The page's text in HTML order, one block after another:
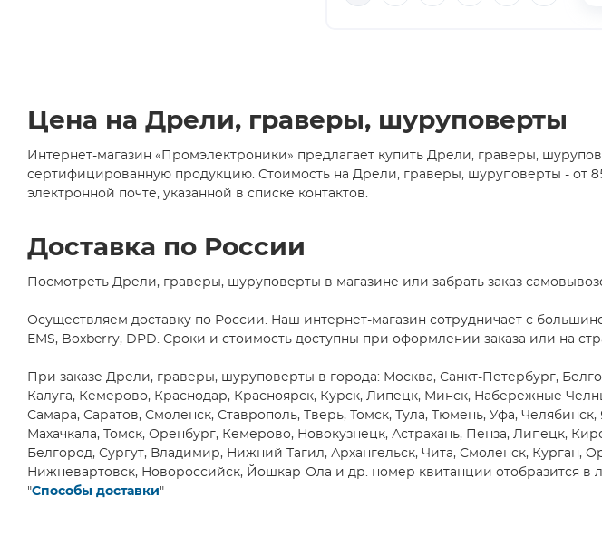
Цена на Дрели, граверы, шуруповерты
Интернет-магазин «Промэлектроники» предлагает купить Дрели, граверы,
сертифицированную продукцию. Стоимость на Дрели, граверы, шуруповерты - от
электронной почте, указанной в списке контактов.
Доставка по России
Посмотреть Дрели, граверы, шуруповерты в магазине или забрать заказ
Осуществляем доставку по России. Наш интернет-магазин сотрудничает с
EMS, Boxberry, DPD. Сроки и стоимость доступны при оформлении заказа или на
При заказе Дрели, граверы, шуруповерты в города: Москва, Санкт-Петербург,
Калуга, Кемерово, Краснодар, Красноярск, Курск, Липецк, Минск, Набережные
Самара, Саратов, Смоленск, Ставрополь, Тверь, Томск, Тула, Тюмень, Уфа,
Махачкала, Томск, Оренбург, Кемерово, Новокузнецк, Астрахань, Пенза, Липецк,
Белгород, Сургут, Владимир, Нижний Тагил, Архангельск, Чита, Смоленск, Курган,
Нижневартовск, Новороссийск, Йошкар-Ола и др. номер квитанции отобразится в
"Способы доставки"